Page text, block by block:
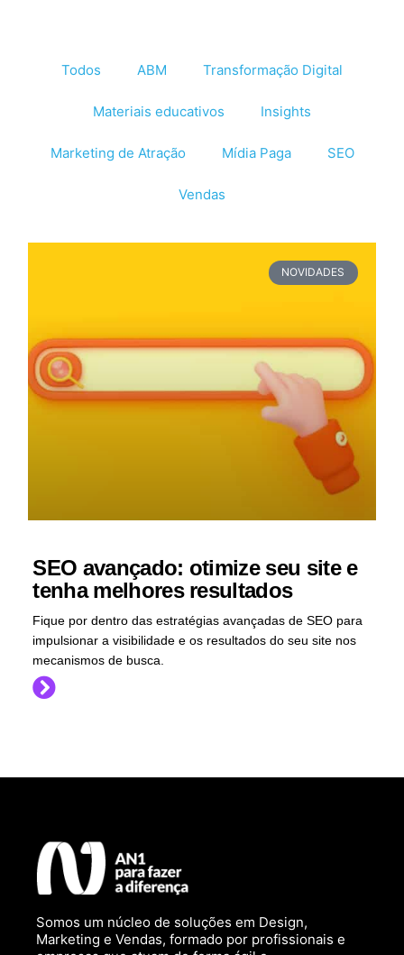
Todos ABM Transformação Digital
Materiais educativos Insights
Marketing de Atração Mídia Paga SEO
Vendas
NOVIDADES
SEO avançado: otimize seu site e
tenha melhores resultados
Fique por dentro das estratégias avançadas de SEO para
impulsionar a visibilidade e os resultados do seu site nos
mecanismos de busca.
Somos um núcleo de soluções em Design,
Marketing e Vendas, formado por profissionais e